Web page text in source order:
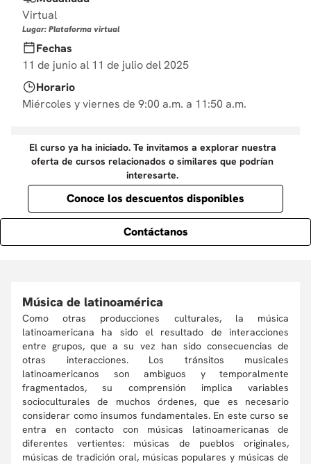
10. derecho
Virtual
Lugar: Plataforma virtual
Fechas
11 de junio al 11 de julio del 2025
Horario
Miércoles y viernes de 9:00 a.m. a 11:50 a.m.
El curso ya ha iniciado. Te invitamos a explorar nuestra
oferta de cursos relacionados o similares que podrían
interesarte.
Conoce los descuentos disponibles
Contáctanos
Música de latinoamérica
Como otras producciones culturales, la música
latinoamericana ha sido el resultado de interacciones
entre grupos, que a su vez han sido consecuencias de
otras interacciones. Los tránsitos musicales
latinoamericanos son ambiguos y temporalmente
fragmentados, su comprensión implica variables
socioculturales de muchos órdenes, que es necesario
considerar como insumos fundamentales. En este curso se
entra en contacto con músicas latinoamericanas de
diferentes vertientes: músicas de pueblos originales,
músicas de tradición oral, músicas populares y músicas de